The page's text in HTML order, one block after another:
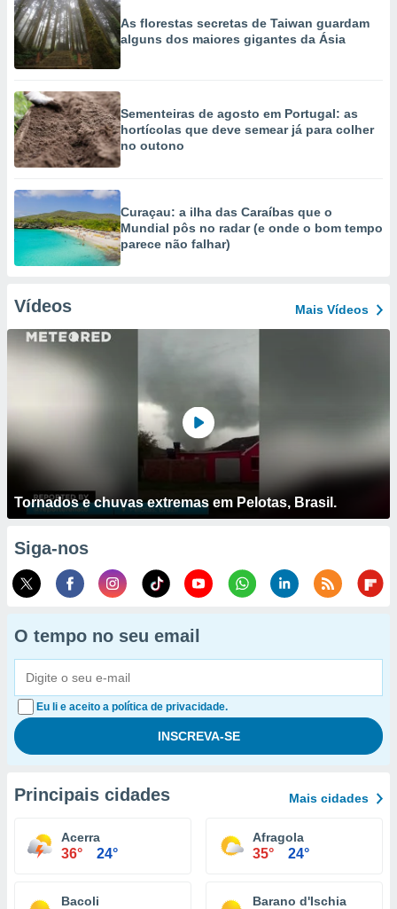
As florestas secretas de Taiwan guardam
alguns dos maiores gigantes da Ásia
Sementeiras de agosto em Portugal: as
hortícolas que deve semear já para colher
no outono
Curaçau: a ilha das Caraíbas que o
Mundial pôs no radar (e onde o bom tempo
parece não falhar)
Vídeos Mais Vídeos
Tornados e chuvas extremas em Pelotas, Brasil.
Siga-nos
O tempo no seu email
Eu li e aceito a política de privacidade.
Principais cidades Mais cidades
Acerra
36° 24°
Afragola
35° 24°
Bacoli Barano d'Ischia